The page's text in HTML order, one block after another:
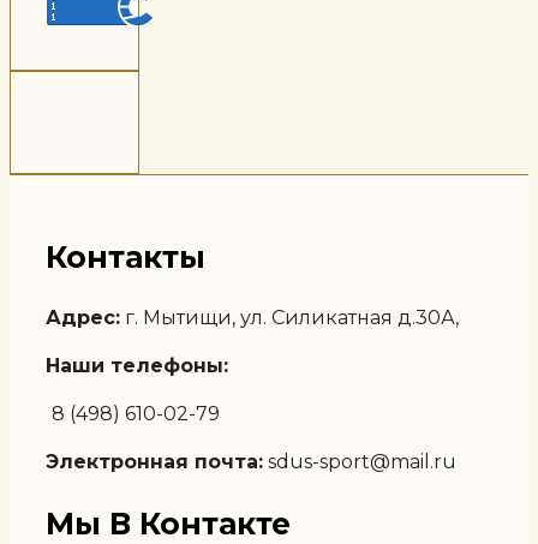
Контакты
Адрес: г. Мытищи, ул. Силикатная д.30А,
Наши телефоны:
8 (498) 610-02-79
Электронная почта: sdus-sport@mail.ru
Мы В Контакте